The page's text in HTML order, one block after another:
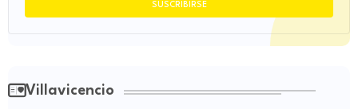
Villavicencio